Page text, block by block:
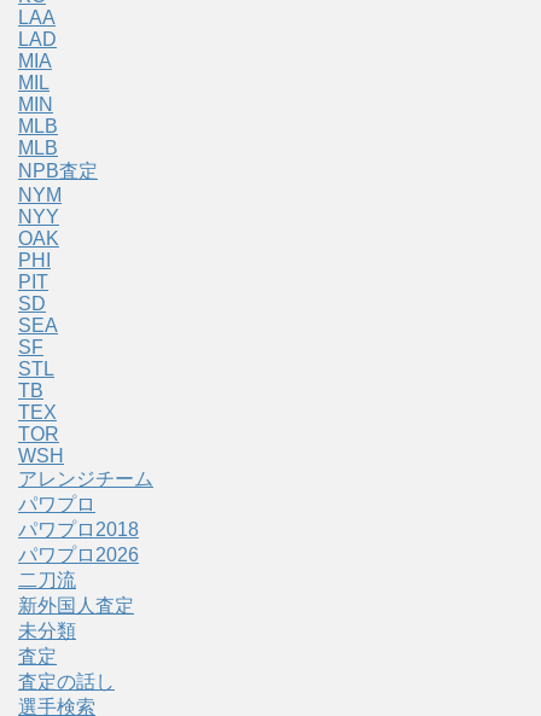
LAA
LAD
MIA
MIL
MIN
MLB
MLB
NPB査定
NYM
NYY
OAK
PHI
PIT
SD
SEA
SF
STL
TB
TEX
TOR
WSH
アレンジチーム
パワプロ
パワプロ2018
パワプロ2026
二刀流
新外国人査定
未分類
査定
査定の話し
選手検索